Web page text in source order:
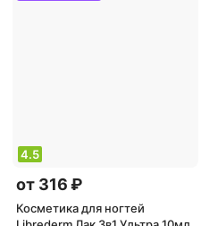
4.5
от 316 ₽
Косметика для ногтей